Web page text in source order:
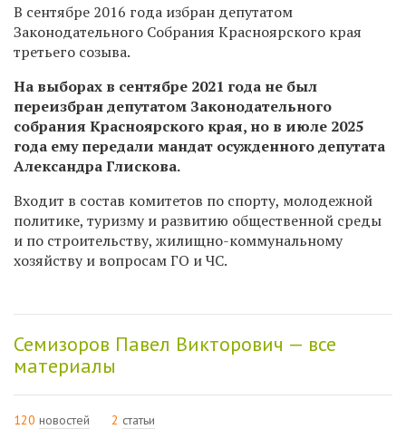
В сентябре 2016 года избран депутатом
Законодательного Собрания Красноярского края
третьего созыва.
На выборах в сентябре 2021 года не был
переизбран депутатом Законодательного
собрания Красноярского края, но в июле 2025
года ему передали мандат осужденного депутата
Александра Глискова.
Входит в состав комитетов по спорту, молодежной
политике, туризму и развитию общественной среды
и по строительству, жилищно-коммунальному
хозяйству и вопросам ГО и ЧС.
Семизоров Павел Викторович — все
материалы
120 новостей 2 статьи